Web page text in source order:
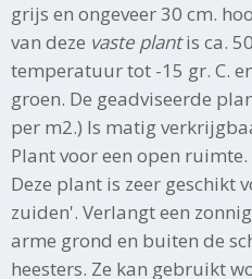
grijs en ongeveer 30 cm.
van deze vaste plantis ca.
temperatuur tot -15 gr. C.
groen. De geadviseerde
per m2.) Is matig
Plant voor een open ruimte.
Deze plant is zeer geschikt
zuiden'. Verlangt een
arme grond en buiten de
heesters. Ze kan gebruikt